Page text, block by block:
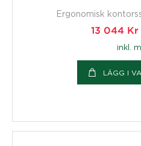
Ergonomisk
13 044 Kr
inkl.
LÄGG I